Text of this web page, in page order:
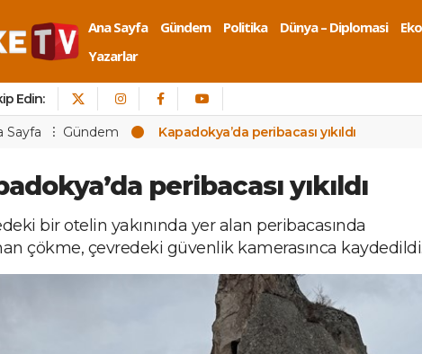
Ana Sayfa Gündem Politika Dünya – Diplomasi
Yazarlar
Edin:
Sayfa Gündem Kapadokya’da peribacası yıkıldı
peribacası yıkıldı
bir otelin yakınında yer alan peribacasında
çökme, çevredeki güvenlik kamerasınca kaydedildi.